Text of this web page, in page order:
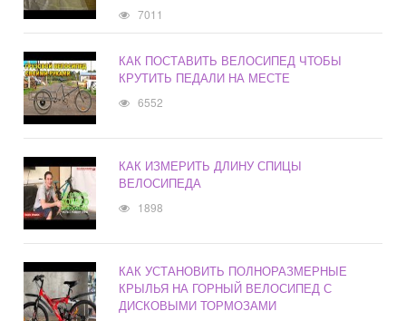
7011
КАК ПОСТАВИТЬ ВЕЛОСИПЕД ЧТОБЫ
КРУТИТЬ ПЕДАЛИ НА МЕСТЕ
6552
КАК ИЗМЕРИТЬ ДЛИНУ СПИЦЫ
ВЕЛОСИПЕДА
1898
КАК УСТАНОВИТЬ ПОЛНОРАЗМЕРНЫЕ
КРЫЛЬЯ НА ГОРНЫЙ ВЕЛОСИПЕД С
ДИСКОВЫМИ ТОРМОЗАМИ